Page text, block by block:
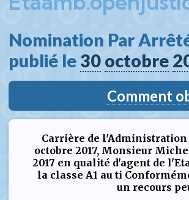
Nomination Par
publié le 30 octobre
Comment
Carrière de
octobre 2017, Monsieur
2017 en qualité d'agent de
la classe A1 au ti
un recours